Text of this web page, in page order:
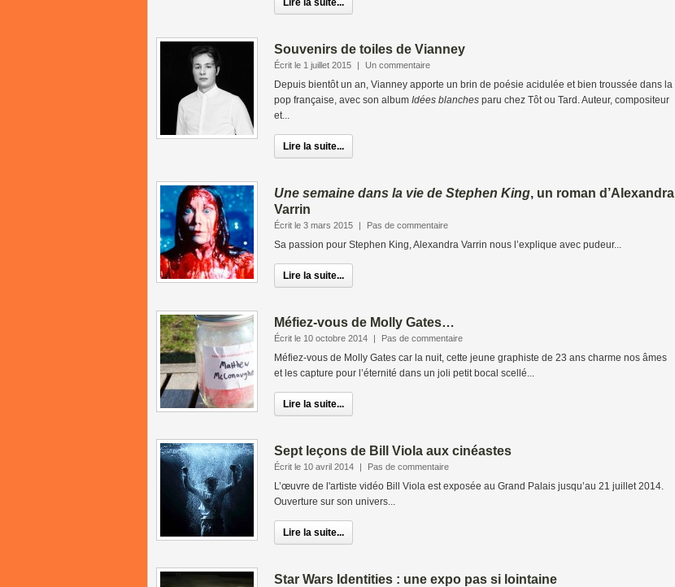
Lire la suite...
Souvenirs de toiles de Vianney
Écrit le 1 juillet 2015 | Un commentaire
Depuis bientôt un an, Vianney apporte un brin de poésie acidulée et bien troussée dans la
pop française, avec son album Idées blanches paru chez Tôt ou Tard. Auteur, compositeur
et...
Lire la suite...
Une semaine dans la vie de Stephen King, un roman d’Alexandra
Varrin
Écrit le 3 mars 2015 | Pas de commentaire
Sa passion pour Stephen King, Alexandra Varrin nous l’explique avec pudeur...
Lire la suite...
Méfiez-vous de Molly Gates…
Écrit le 10 octobre 2014 | Pas de commentaire
Méfiez-vous de Molly Gates car la nuit, cette jeune graphiste de 23 ans charme nos âmes
et les capture pour l’éternité dans un joli petit bocal scellé...
Lire la suite...
Sept leçons de Bill Viola aux cinéastes
Écrit le 10 avril 2014 | Pas de commentaire
L’œuvre de l'artiste vidéo Bill Viola est exposée au Grand Palais jusqu’au 21 juillet 2014.
Ouverture sur son univers...
Lire la suite...
Star Wars Identities : une expo pas si lointaine